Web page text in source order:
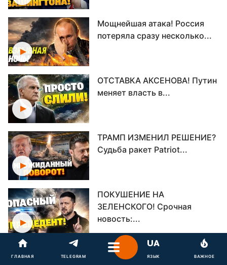
Мощнейшая атака! Россия
потеряла сразу несколько...
ОТСТАВКА АКСЕНОВА! Путин
меняет власть в...
ТРАМП ИЗМЕНИЛ РЕШЕНИЕ?
Судьба ракет Patriot...
ПОКУШЕНИЕ НА
ЗЕЛЕНСКОГО! Срочная
новость:...
Секретный план Путина в
ГЛАВНАЯ TELEGRAM ЯЗЫК ВАЖНОЕ